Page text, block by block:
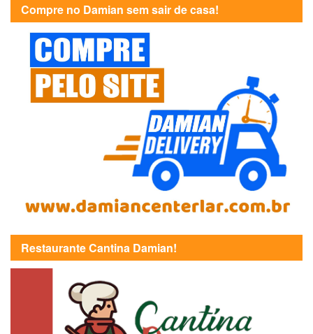
Compre no Damian sem sair de casa!
Restaurante Cantina Damian!